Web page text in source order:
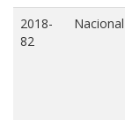
2018-
82
Nacional